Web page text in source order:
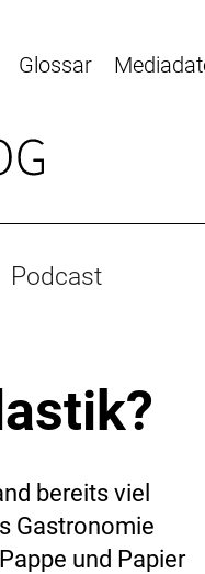
Glossar
Podcast
bereits viel
Gastronomie
und Papier